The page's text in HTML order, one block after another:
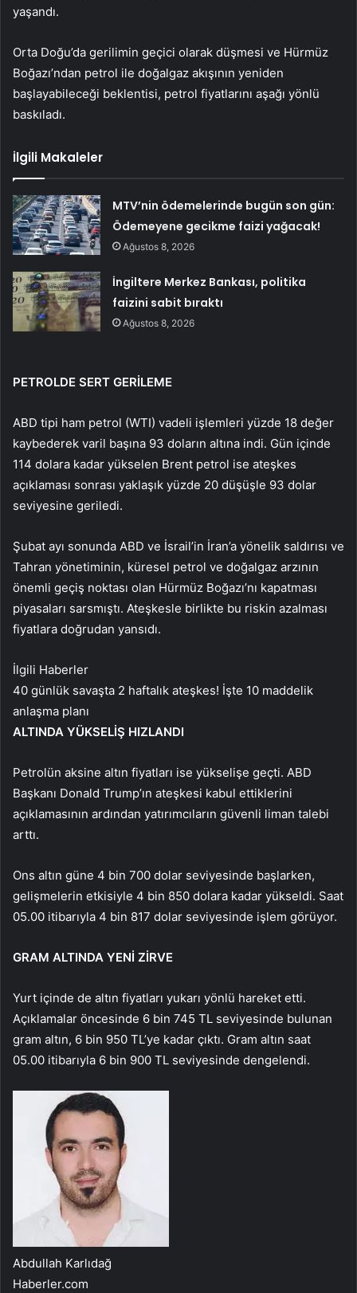
yaşandı.
Orta Doğu’da gerilimin geçici olarak düşmesi ve Hürmüz
Boğazı’ndan petrol ile doğalgaz akışının yeniden
başlayabileceği beklentisi, petrol fiyatlarını aşağı yönlü
baskıladı.
İlgili Makaleler
MTV’nin ödemelerinde bugün son gün:
Ödemeyene gecikme faizi yağacak!
Ağustos 8, 2026
İngiltere Merkez Bankası, politika
faizini sabit bıraktı
Ağustos 8, 2026
PETROLDE SERT GERİLEME
ABD tipi ham petrol (WTI) vadeli işlemleri yüzde 18 değer
kaybederek varil başına 93 doların altına indi. Gün içinde
114 dolara kadar yükselen Brent petrol ise ateşkes
açıklaması sonrası yaklaşık yüzde 20 düşüşle 93 dolar
seviyesine geriledi.
Şubat ayı sonunda ABD ve İsrail’in İran’a yönelik saldırısı ve
Tahran yönetiminin, küresel petrol ve doğalgaz arzının
önemli geçiş noktası olan Hürmüz Boğazı’nı kapatması
piyasaları sarsmıştı. Ateşkesle birlikte bu riskin azalması
fiyatlara doğrudan yansıdı.
İlgili Haberler
40 günlük savaşta 2 haftalık ateşkes! İşte 10 maddelik
anlaşma planı
ALTINDA YÜKSELİŞ HIZLANDI
Petrolün aksine altın fiyatları ise yükselişe geçti. ABD
Başkanı Donald Trump’ın ateşkesi kabul ettiklerini
açıklamasının ardından yatırımcıların güvenli liman talebi
arttı.
Ons altın güne 4 bin 700 dolar seviyesinde başlarken,
gelişmelerin etkisiyle 4 bin 850 dolara kadar yükseldi. Saat
05.00 itibarıyla 4 bin 817 dolar seviyesinde işlem görüyor.
GRAM ALTINDA YENİ ZİRVE
Yurt içinde de altın fiyatları yukarı yönlü hareket etti.
Açıklamalar öncesinde 6 bin 745 TL seviyesinde bulunan
gram altın, 6 bin 950 TL’ye kadar çıktı. Gram altın saat
05.00 itibarıyla 6 bin 900 TL seviyesinde dengelendi.
Abdullah Karlıdağ
Haberler.com